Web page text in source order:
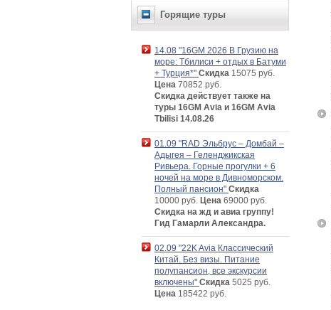
Горящие туры
14.08 "16GM 2026 В Грузию на
море: Тбилиси + отдых в Батуми
+ Турция*" Скидка 15075 руб.
Цена 70852 руб.
Скидка действует также на
туры 16GM Avia и 16GM Avia
Tbilisi 14.08.26
01.09 "RAD Эльбрус – Домбай –
Адыгея – Геленджикская
Ривьера. Горные прогулки + 6
ночей на море в Дивноморском.
Полный пансион" Скидка
10000 руб. Цена 69000 руб.
Скидка на жд и авиа группу!
Гид Гамарли Александра.
02.09 "22K Avia Классический
Китай. Без визы. Питание
полупансион, все экскурсии
включены" Скидка 5025 руб.
Цена 185422 руб.